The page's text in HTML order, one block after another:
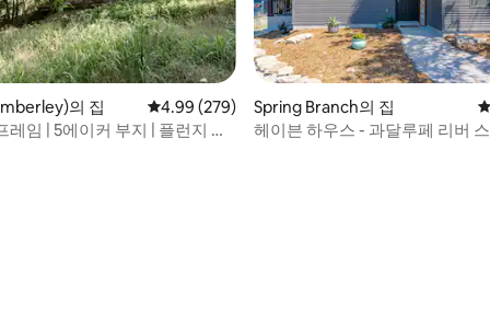
의 집 평점 4.99점(5점 만점), 후기 279개
4.99 (279)
레임 | 5에이커 부지 | 플런지 풀
Spring Branch의 집
헤이븐 하우스 - 과달루페 리버